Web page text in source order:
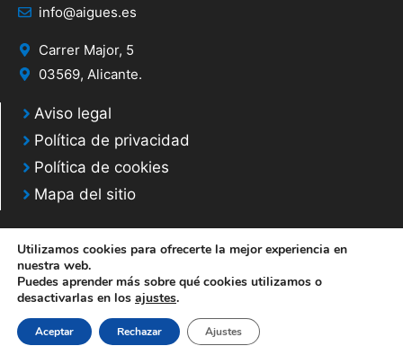
info@aigues.es
Carrer Major, 5
03569, Alicante.
Aviso legal
Política de privacidad
Política de cookies
Mapa del sitio
© 2020 Web desarrollada por el Servicio de Informática de Diputación de
Utilizamos cookies para ofrecerte la mejor experiencia en
nuestra web.
Puedes aprender más sobre qué cookies utilizamos o
desactivarlas en los ajustes.
Aceptar Rechazar Ajustes